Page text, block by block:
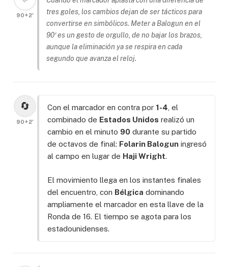
90+2'
tres goles, los cambios dejan de ser tácticos para
convertirse en simbólicos. Meter a Balogun en el
90′ es un gesto de orgullo, de no bajar los brazos,
aunque la eliminación ya se respira en cada
segundo que avanza el reloj.
🔄
90+2'
Con el marcador en contra por 1-4 , el
combinado de Estados Unidos realizó un
cambio en el minuto 90 durante su partido
de octavos de final: Folarin Balogun ingresó
al campo en lugar de Haji Wright.
El movimiento llega en los instantes finales
del encuentro, con Bélgica dominando
ampliamente el marcador en esta llave de la
Ronda de 16. El tiempo se agota para los
estadounidenses.